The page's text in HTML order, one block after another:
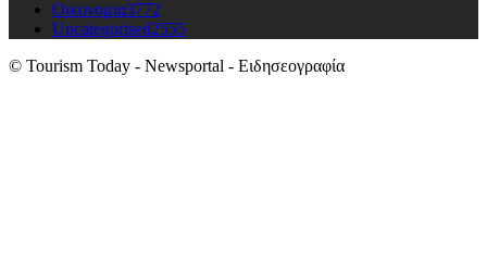
Οικονομια3772
Uncategorised2555
© Tourism Today - Newsportal - Ειδησεογραφία